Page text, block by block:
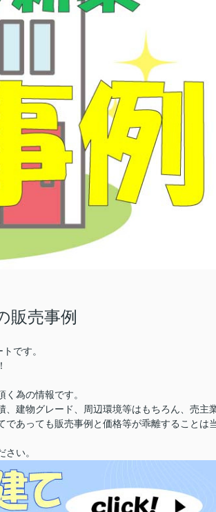
販売事例
です。
為の情報です。
建物グレード、周辺環境等はもちろん、売主
あっても販売事例と価格等が乖離することは
い。